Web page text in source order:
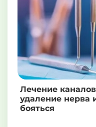
Лечение
удаление нерва
бояться